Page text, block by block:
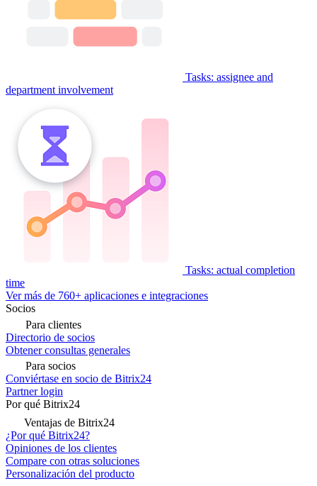
Tasks: assignee and
department involvement
Tasks: actual completion
time
Ver más de 760+ aplicaciones e integraciones
Socios
Para clientes
Directorio de socios
Obtener consultas generales
Para socios
Conviértase en socio de Bitrix24
Partner login
Por qué Bitrix24
Ventajas de Bitrix24
¿Por qué Bitrix24?
Opiniones de los clientes
Compare con otras soluciones
Personalización del producto